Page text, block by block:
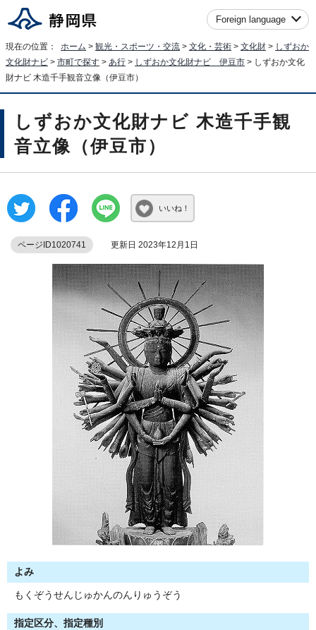
Foreign language
現在の位置： ホーム > 観光・スポーツ・交流 > 文化・芸術 > 文化財 > しずおか
文化財ナビ > 市町で探す > あ行 > しずおか文化財ナビ 伊豆市 > しずおか文化
財ナビ 木造千手観音立像（伊豆市）
しずおか文化財ナビ 木造千手観
音立像（伊豆市）
いいね！
ページID1020741 更新日 2023年12月1日
よみ
もくぞうせんじゅかんのんりゅうぞう
指定区分、指定種別